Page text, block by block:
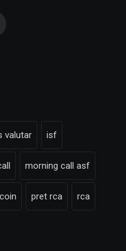
valutar isf
morning call asf
pret rca rca